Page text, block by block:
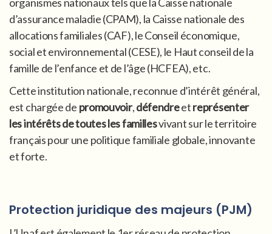
d’assurance maladie (CPAM), la Caisse nationale des
allocations familiales (CAF), le Conseil économique,
social et environnemental (CESE), le Haut conseil de la
famille de l’enfance et de l’âge (HCFEA), etc.
Cette institution nationale, reconnue d’intérêt général,
est chargée de promouvoir,défendreetreprésenter
les intérêts de toutes les famillesvivant sur le territoire
français pour une politique familiale globale, innovante
et forte.
Protection juridique des majeurs (PJM)